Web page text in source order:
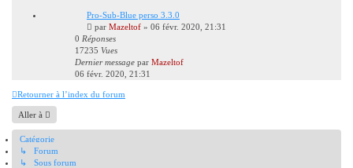
Pro-Sub-Blue perso 3.3.0
par Mazeltof » 06 févr. 2020, 21:31
0 Réponses
17235 Vues
Dernier message par Mazeltof
06 févr. 2020, 21:31
Retourner à l’index du forum
Aller à
Catégorie
↳ Forum
↳ Sous forum